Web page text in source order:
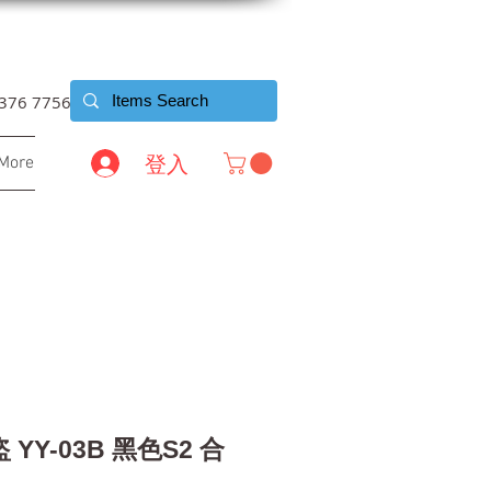
7756
登入
YY-03B 黑色S2 合